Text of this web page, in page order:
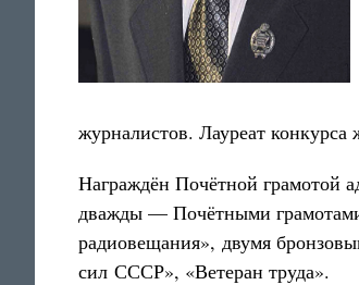
журналистов. Лауреат
Награждён Почётной грамотой
дважды — Почётными
радиовещания», двумя
сил СССР», «Ветеран труда».